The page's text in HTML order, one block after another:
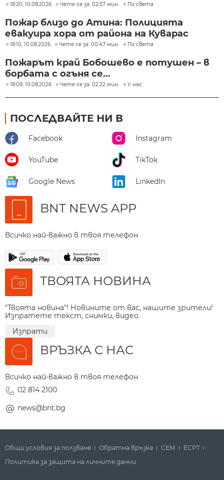
18:20, 10.08.2026 Чете се за: 02:57 мин. По света
Пожар близо до Атина: Полицията
евакуира хора от района на Куварас
18:10, 10.08.2026 Чете се за: 00:47 мин. По света
Пожарът край Бобошево е потушен – в
борбата с огъня се...
18:09, 10.08.2026 Чете се за: 02:22 мин. У нас
ПОСЛЕДВАЙТЕ НИ В
Facebook Instagram
YouTube TikTok
Google News LinkedIn
BNT NEWS APP
Всичко най-важно в твоя телефон
ТВОЯТА НОВИНА
"Твоята новина"! Новините от вас, нашите зрители!
Изпратете текст, снимки, видео.
Изпрати
ВРЪЗКА С НАС
Всичко най-важно в твоя телефон
02 814 2100
news@bnt.bg
Общи условия за ползване Обратна връзка СЕМ
ECPT
Политика за защита на личните данни